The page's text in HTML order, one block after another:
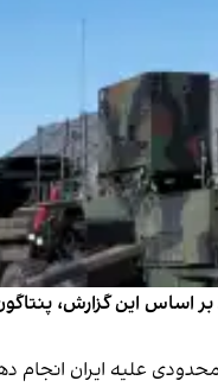
بر اساس این گزارش،
علیه ایران انجام